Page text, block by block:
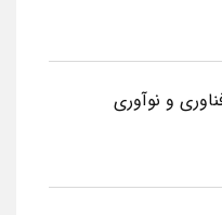
و نوآوری